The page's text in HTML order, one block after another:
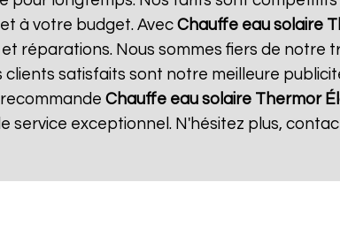
à votre budget. Avec Chauffe eau solaire
réparations. Nous sommes fiers de notre
clients satisfaits sont notre meilleure
Chauffe eau solaire Thermor
service exceptionnel. N'hésitez plus,